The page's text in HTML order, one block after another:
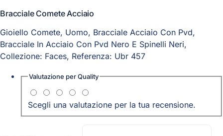
Bracciale Comete Acciaio
Gioiello Comete, Uomo, Bracciale Acciaio Con Pvd,
Bracciale In Acciaio Con Pvd Nero E Spinelli Neri,
Collezione: Faces, Referenza: Ubr 457
Valutazione perQuality
Scegli una valutazione per la tua recensione.